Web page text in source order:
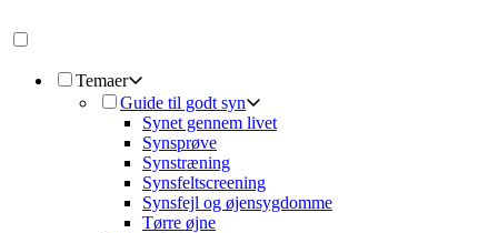
Temaer
Guide til godt syn
Synet gennem livet
Synsprøve
Synstræning
Synsfeltscreening
Synsfejl og øjensygdomme
Tørre øjne